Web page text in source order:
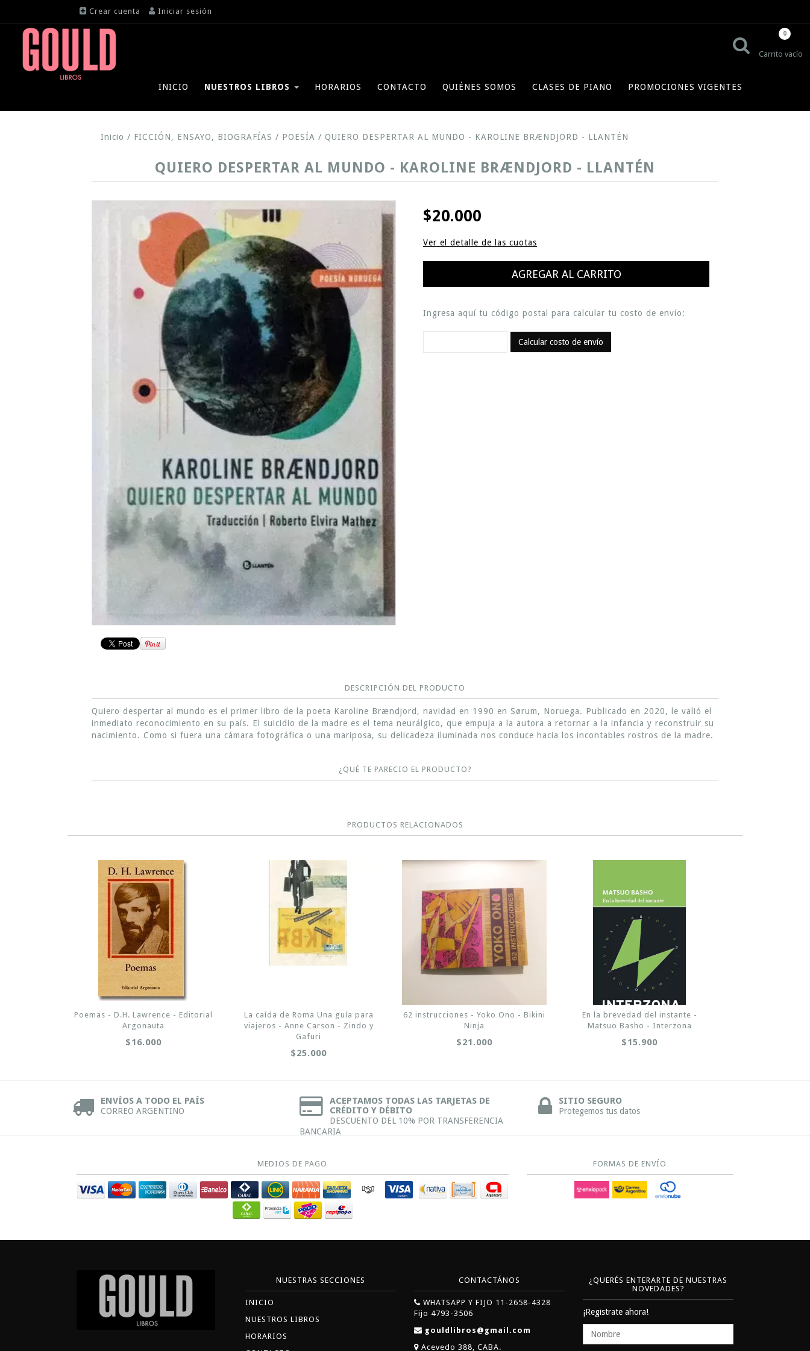
Crear cuenta Iniciar sesión
Carrito vacío
0
INICIO NUESTROS LIBROS HORARIOS CONTACTO QUIÉNES SOMOS CLASES DE PIANO PROMOCIONES VIGENTES
Inicio / FICCIÓN, ENSAYO, BIOGRAFÍAS / POESÍA / QUIERO DESPERTAR AL MUNDO - KAROLINE BRÆNDJORD - LLANTÉN
QUIERO DESPERTAR AL MUNDO - KAROLINE BRÆNDJORD - LLANTÉN
$20.000
Ver el detalle de las cuotas
Ingresa aquí tu código postal para calcular tu costo de envío:
Calcular costo de envío
DESCRIPCIÓN DEL PRODUCTO
Quiero despertar al mundo es el primer libro de la poeta Karoline Brændjord, navidad en 1990 en Sørum, Noruega. Publicado en 2020, le valió el
inmediato reconocimiento en su país. El suicidio de la madre es el tema neurálgico, que empuja a la autora a retornar a la infancia y reconstruir su
nacimiento. Como si fuera una cámara fotográfica o una mariposa, su delicadeza iluminada nos conduce hacia los incontables rostros de la madre.
¿QUÉ TE PARECIO EL PRODUCTO?
PRODUCTOS RELACIONADOS
Poemas - D.H. Lawrence - Editorial
Argonauta
$16.000
La caída de Roma Una guía para
viajeros - Anne Carson - Zindo y
Gafuri
$25.000
62 instrucciones - Yoko Ono - Bikini
Ninja
$21.000
En la brevedad del instante -
Matsuo Basho - Interzona
$15.900
ENVÍOS A TODO EL PAÍS
CORREO ARGENTINO
ACEPTAMOS TODAS LAS TARJETAS DE
CRÉDITO Y DÉBITO
DESCUENTO DEL 10% POR TRANSFERENCIA
BANCARIA
SITIO SEGURO
Protegemos tus datos
MEDIOS DE PAGO FORMAS DE ENVÍO
NUESTRAS SECCIONES
INICIO
NUESTROS LIBROS
HORARIOS
CONTACTÁNOS
WHATSAPP Y FIJO 11-2658-4328
Fijo 4793-3506
gouldlibros@gmail.com
Acevedo 388, CABA.
¿QUERÉS ENTERARTE DE NUESTRAS
NOVEDADES?
¡Registrate ahora!